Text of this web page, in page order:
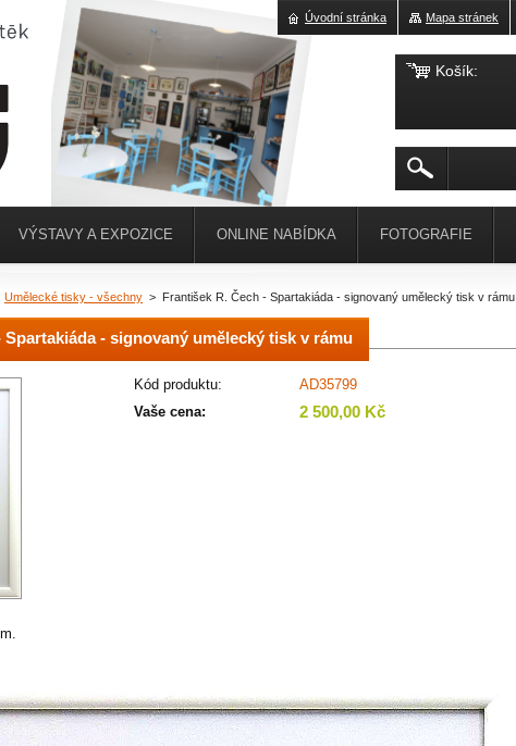
Umělecké tisky - všechny > František R. Čech - Spartakiáda - signovaný umělecký tisk v rámu
Spartakiáda - signovaný umělecký tisk v rámu
Kód produktu:
AD35799
Vaše cena:
2 500,00 Kč
VÝSTAVY A EXPOZICE ONLINE NABÍDKA FOTOGRAFIE
Mapa stránek
Úvodní stránka
Košík: